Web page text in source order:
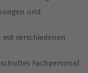
und
verschiedenen
Fachpersonal